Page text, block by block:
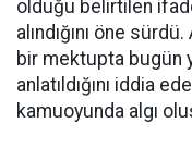
olduğu belirtilen
alındığını öne
bir mektupta bugün
anlatıldığını iddia
kamuoyunda algı